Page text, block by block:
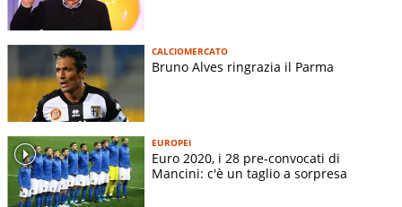
CALCIOMERCATO
Bruno Alves ringrazia il Parma
EUROPEI
Euro 2020, i 28 pre-convocati di
Mancini: c'è un taglio a sorpresa